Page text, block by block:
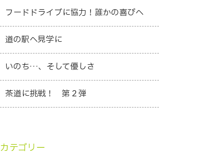
フードドライブに協力！誰かの喜びへ
道の駅へ見学に
いのち…、そして優しさ
茶道に挑戦！ 第２弾
カテゴリー